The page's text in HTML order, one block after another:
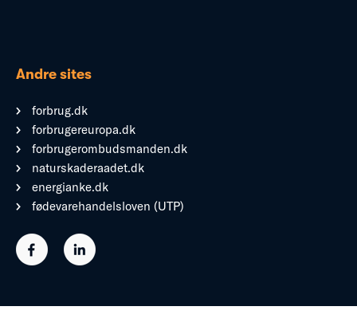
Andre sites
forbrug.dk
forbrugereuropa.dk
forbrugerombudsmanden.dk
naturskaderaadet.dk
energianke.dk
fødevarehandelsloven (UTP)